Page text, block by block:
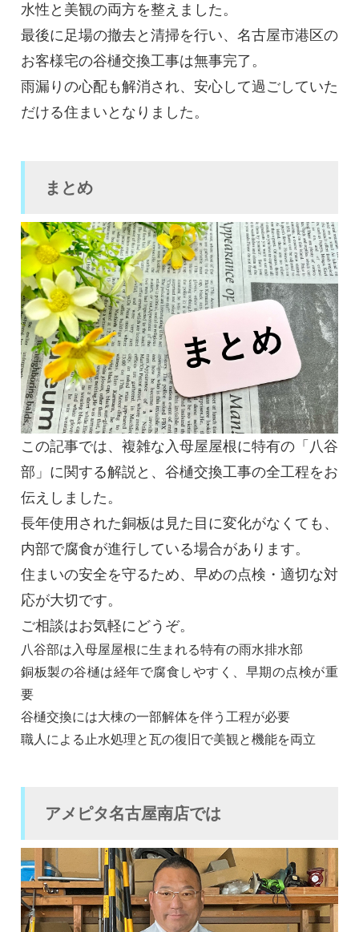
水性と美観の両方を整えました。
最後に足場の撤去と清掃を行い、名古屋市港区の
お客様宅の谷樋交換工事は無事完了。
雨漏りの心配も解消され、安心して過ごしていた
だける住まいとなりました。
まとめ
この記事では、複雑な入母屋屋根に特有の「八谷
部」に関する解説と、谷樋交換工事の全工程をお
伝えしました。
長年使用された銅板は見た目に変化がなくても、
内部で腐食が進行している場合があります。
住まいの安全を守るため、早めの点検・適切な対
応が大切です。
ご相談はお気軽にどうぞ。
八谷部は入母屋屋根に生まれる特有の雨水排水部
銅板製の谷樋は経年で腐食しやすく、早期の点検が重
要
谷樋交換には大棟の一部解体を伴う工程が必要
職人による止水処理と瓦の復旧で美観と機能を両立
アメピタ名古屋南店では